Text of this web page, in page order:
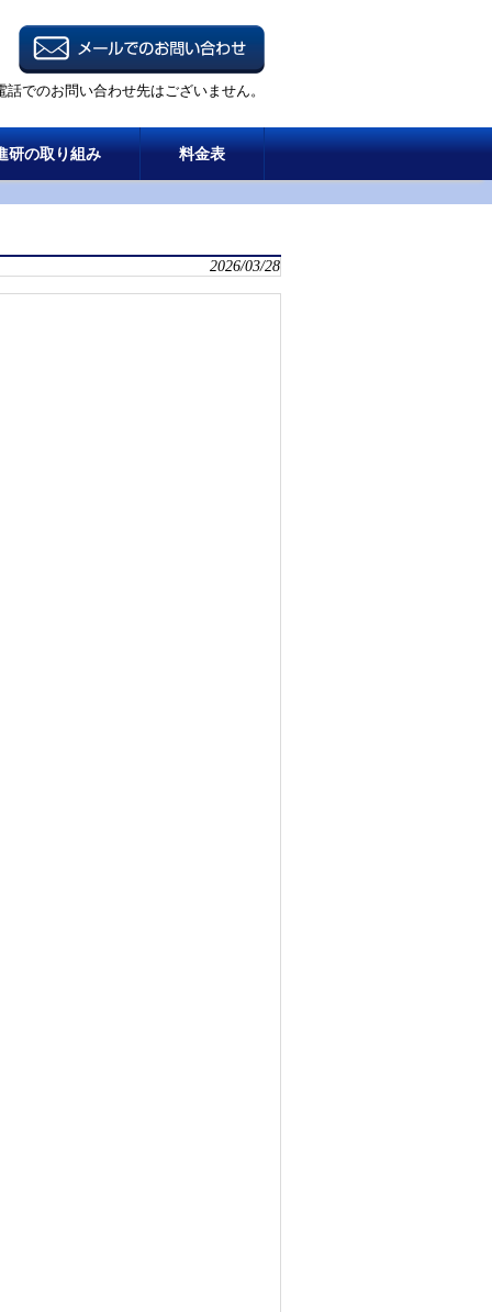
話でのお問い合わせ先はございません。
研の取り組み 料金表
2026/03/28